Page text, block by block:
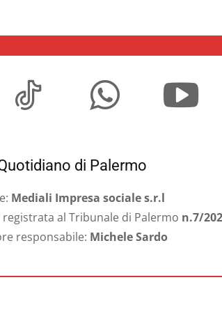
di Palermo
Mediali Impresa sociale s.r.l
al Tribunale di Palermo n.7/
responsabile: Michele Sardo